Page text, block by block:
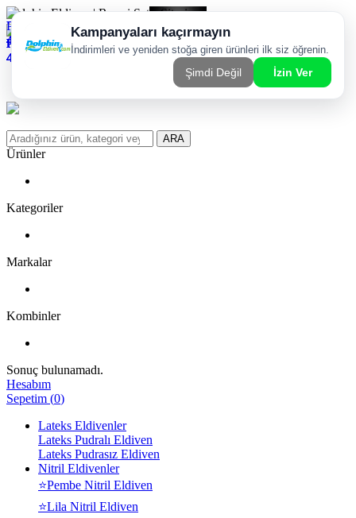
Dolphin Eldiven | Resmi Satış Sitesi
Kargom Nerede?
WhatsApp Sipariş Hattı
ARA
Ürünler
Kategoriler
Markalar
Kombinler
Sonuç bulunamadı.
Hesabım
Sepetim (0)
Lateks Eldivenler
Lateks Pudralı Eldiven
Lateks Pudrasız Eldiven
Nitril Eldivenler
⭐Pembe Nitril Eldiven
⭐Lila Nitril Eldiven